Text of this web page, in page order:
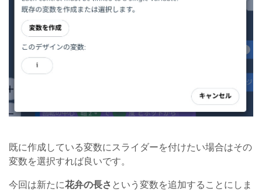
既に作成している変数にスライダーを付けたい場合はその
変数を選択すれば良いです。
今回は新たに花弁の長さ という変数を追加することにしま